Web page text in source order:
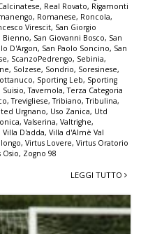
, Real Rovato, Rigamonti
, Romanese, Roncola,
Virescit, San Giorgio
Bienno, San Giovanni Bosco, San
D'Argon, San Paolo Soncino, San
, ScanzoPedrengo, Sebinia,
, Solzese, Sondrio, Soresinese,
, Sporting Leb, Sporting
Suisio,Tavernola,Terza Categoria
,Trevigliese,Tribiano,Tribulina,
Urgnano, Uso Zanica, Utd
, Valserina, Valtrighe,
Villa D'adda, Villa d'Almè Val
, Virtus Lovere, Virtus Oratorio
Osio, Zogno 98
LEGGI TUTTO